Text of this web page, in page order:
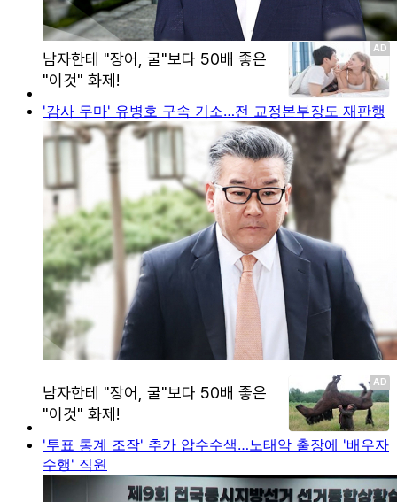
'감사 무마' 유병호 구속 기소…전 교정본부장도 재판행
'투표 통계 조작' 추가 압수수색…노태악 출장에 '배우자
수행' 직원